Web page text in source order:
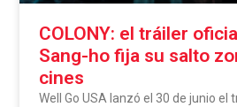
COLONY: el tráiler
Sang-ho fija su salto
cines
Well Go USA lanzó el 30 de junio el